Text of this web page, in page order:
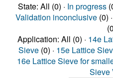
State: All (0) · In progress
Validation inconclusive(0) ·
Application: All (0) · 14e
Sieve (0) · 15e Lattice
16e Lattice Sieve for
Sieve